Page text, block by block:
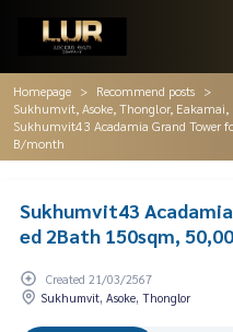
Homepage
Recommend posts
Sukhumvit, Asoke, Thonglor, Eakamai,
Sukhumvit43 Acadamia Grand Tower
B/month
Sukhumvit43
ed 2Bath 150sqm,
Created 21/03/2567
Sukhumvit, Asoke, Thonglor